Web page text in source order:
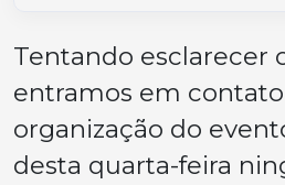
Tentando esclarecer
entramos em
organização do
desta quarta-feira